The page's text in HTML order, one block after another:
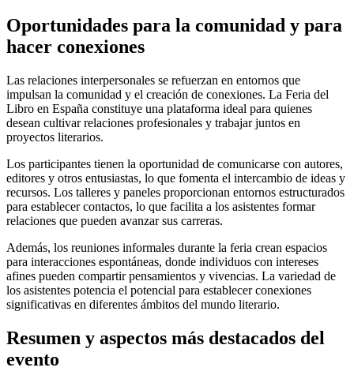
Oportunidades para la comunidad y para
hacer conexiones
Las relaciones interpersonales se refuerzan en entornos que
impulsan la comunidad y el creación de conexiones. La Feria del
Libro en España constituye una plataforma ideal para quienes
desean cultivar relaciones profesionales y trabajar juntos en
proyectos literarios.
Los participantes tienen la oportunidad de comunicarse con autores,
editores y otros entusiastas, lo que fomenta el intercambio de ideas y
recursos. Los talleres y paneles proporcionan entornos estructurados
para establecer contactos, lo que facilita a los asistentes formar
relaciones que pueden avanzar sus carreras.
Además, los reuniones informales durante la feria crean espacios
para interacciones espontáneas, donde individuos con intereses
afines pueden compartir pensamientos y vivencias. La variedad de
los asistentes potencia el potencial para establecer conexiones
significativas en diferentes ámbitos del mundo literario.
Resumen y aspectos más destacados del
evento